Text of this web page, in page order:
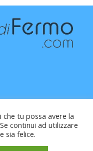
Pesaro (PU) -
giornalistica, aut.
05/08/2010
tu possa avere la
continui ad utilizzare
sia felice.